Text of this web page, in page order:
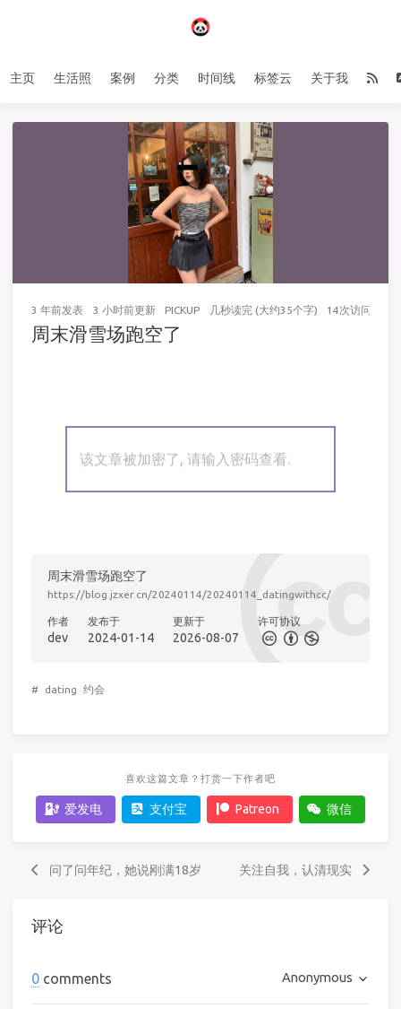
主页 生活照 案例 分类 时间线 标签云 关于我
3 年前发表 3 小时前更新 PICKUP 几秒读完 (大约35个字) 14次访问
周末滑雪场跑空了
该文章被加密了, 请输入密码查看.
周末滑雪场跑空了
https://blog.jzxer.cn/20240114/20240114_datingwithcc/
作者
dev
发布于
2024-01-14
更新于
2026-08-07
许可协议
# dating 约会
喜欢这篇文章？打赏一下作者吧
爱发电 支付宝 Patreon 微信
问了问年纪，她说刚满18岁 关注自我，认清现实
评论
0 comments Anonymous